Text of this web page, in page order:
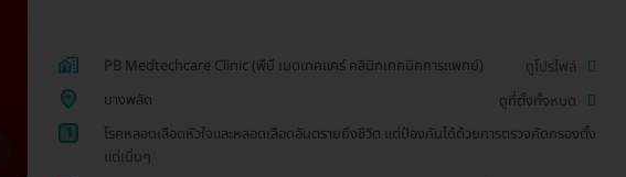
PB Medtechcare Clinic (พีบี เมดเทคแคร์ คลินิกเทคนิคการแพทย์)
ดูโปรไฟล์
บางพลัด
ดูที่ตั้งทั้งหมด
1
โรคหลอดเลือดหัวใจและหลอดเลือดอันตรายถึงชีวิต แต่ป้องกันได้ด้วยการตรวจคัดกรองตั้ง
แต่เนิ่นๆ